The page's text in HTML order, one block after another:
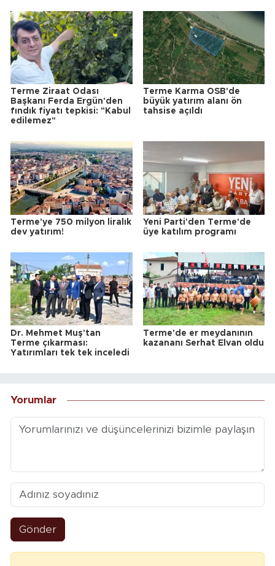
Terme Ziraat Odası
Başkanı Ferda Ergün'den
fındık fiyatı tepkisi: "Kabul
edilemez"
Terme Karma OSB'de
büyük yatırım alanı ön
tahsise açıldı
Terme'ye 750 milyon liralık
dev yatırım!
Yeni Parti'den Terme'de
üye katılım programı
Dr. Mehmet Muş'tan
Terme çıkarması:
Yatırımları tek tek inceledi
Terme'de er meydanının
kazananı Serhat Elvan oldu
Yorumlar
Gönder